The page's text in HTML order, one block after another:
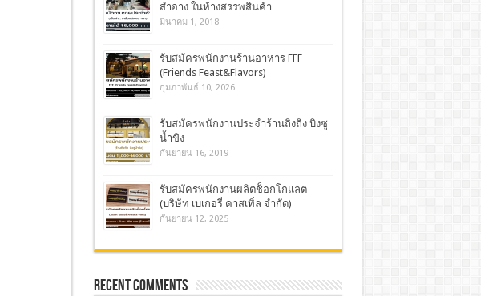
สำอาง ในห้างสรรพสินค้า
มีนาคม 1, 2018
รับสมัครพนักงานร้านอาหาร FFF
(Friends Feast&Flavors)
กุมภาพันธ์ 10, 2026
รับสมัครพนักงานประจำร้านถิงถิง บิงซู
น้ำขิง
กันยายน 16, 2019
รับสมัครพนักงานผลิตช็อกโกแลต
(บริษัท เบเกอรี่ คาสเทิ่ล จำกัด)
กันยายน 12, 2025
Recent Comments